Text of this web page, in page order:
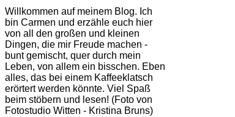
Willkommen auf meinem Blog. Ich
bin Carmen und erzähle euch hier
von all den großen und kleinen
Dingen, die mir Freude machen -
bunt gemischt, quer durch mein
Leben, von allem ein bisschen. Eben
alles, das bei einem Kaffeeklatsch
erörtert werden könnte. Viel Spaß
beim stöbern und lesen! (Foto von
Fotostudio Witten - Kristina Bruns)